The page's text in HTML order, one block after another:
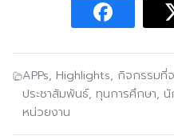
APPs, Highlights, กิจกรรมที่
ประชาสัมพันธ์, ทุนการศึกษา,
หน่วยงาน